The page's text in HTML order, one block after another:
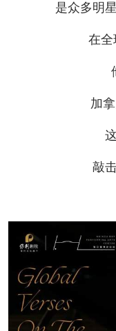
是众多明星
在全球
他
加拿
这
敲击